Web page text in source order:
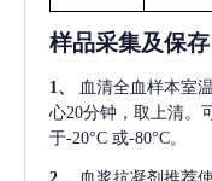
样品采集及保存
1、 血清全血样本室
心20分钟，取上清。
于-20°C 或-80°C。